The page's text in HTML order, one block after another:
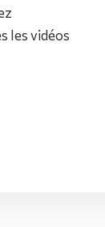
les vidéos